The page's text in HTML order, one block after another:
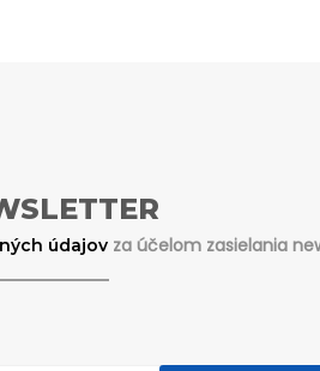
údajov za účelom zasielania